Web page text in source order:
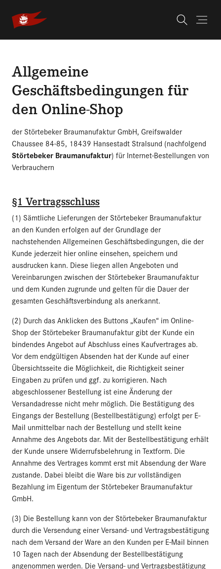
Allgemeine
Geschäftsbedingungen für
den Online-Shop
der Störtebeker Braumanufaktur GmbH, Greifswalder
Chaussee 84-85, 18439 Hansestadt Stralsund (nachfolgend
Störtebeker Braumanufaktur) für Internet-Bestellungen von
Verbrauchern
§1 Vertragsschluss
(1) Sämtliche Lieferungen der Störtebeker Braumanufaktur
an den Kunden erfolgen auf der Grundlage der
nachstehenden Allgemeinen Geschäftsbedingungen, die der
Kunde jederzeit hier online einsehen, speichern und
ausdrucken kann. Diese liegen allen Angeboten und
Vereinbarungen zwischen der Störtebeker Braumanufaktur
und dem Kunden zugrunde und gelten für die Dauer der
gesamten Geschäftsverbindung als anerkannt.
(2) Durch das Anklicken des Buttons „Kaufen“ im Online-
Shop der Störtebeker Braumanufaktur gibt der Kunde ein
bindendes Angebot auf Abschluss eines Kaufvertrages ab.
Vor dem endgültigen Absenden hat der Kunde auf einer
Übersichtsseite die Möglichkeit, die Richtigkeit seiner
Eingaben zu prüfen und ggf. zu korrigieren. Nach
abgeschlossener Bestellung ist eine Änderung der
Versandadresse nicht mehr möglich. Die Bestätigung des
Eingangs der Bestellung (Bestellbestätigung) erfolgt per E-
Mail unmittelbar nach der Bestellung und stellt keine
Annahme des Angebots dar. Mit der Bestellbestätigung erhält
der Kunde unsere Widerrufsbelehrung in Textform. Die
Annahme des Vertrages kommt erst mit Absendung der Ware
zustande. Dabei bleibt die Ware bis zur vollständigen
Bezahlung im Eigentum der Störtebeker Braumanufaktur
GmbH.
(3) Die Bestellung kann von der Störtebeker Braumanufaktur
durch die Versendung einer Versand- und Vertragsbestätigung
nach dem Versand der Ware an den Kunden per E-Mail binnen
10 Tagen nach der Absendung der Bestellbestätigung
angenommen werden. Die Versand- und Vertragsbestätigung